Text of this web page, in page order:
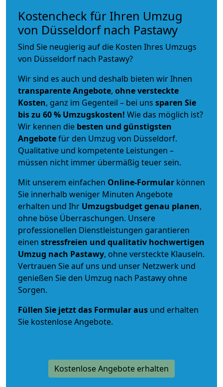
Kostencheck für Ihren Umzug
von Düsseldorf nach Pastawy
Sind Sie neugierig auf die Kosten Ihres Umzugs
von Düsseldorf nach Pastawy?
Wir sind es auch und deshalb bieten wir Ihnen
transparente Angebote, ohne versteckte
Kosten, ganz im Gegenteil – bei uns sparen Sie
bis zu 60 % Umzugskosten! Wie das möglich ist?
Wir kennen die besten und günstigsten
Angebotefür den Umzug von Düsseldorf.
Qualitative und kompetente Leistungen –
müssen nicht immer übermäßig teuer sein.
Mit unserem einfachen Online-Formular können
Sie innerhalb weniger Minuten Angebote
erhalten und Ihr Umzugsbudgetgenau planen,
ohne böse Überraschungen. Unsere
professionellen Dienstleistungen garantieren
einen stressfreien und qualitativ hochwertigen
Umzug nach Pastawy, ohne versteckte Klauseln.
Vertrauen Sie auf uns und unser Netzwerk und
genießen Sie den Umzug nach Pastawy ohne
Sorgen.
Füllen Sie jetzt das Formular aus und erhalten
Sie kostenlose Angebote.
Kostenlose Angebote erhalten